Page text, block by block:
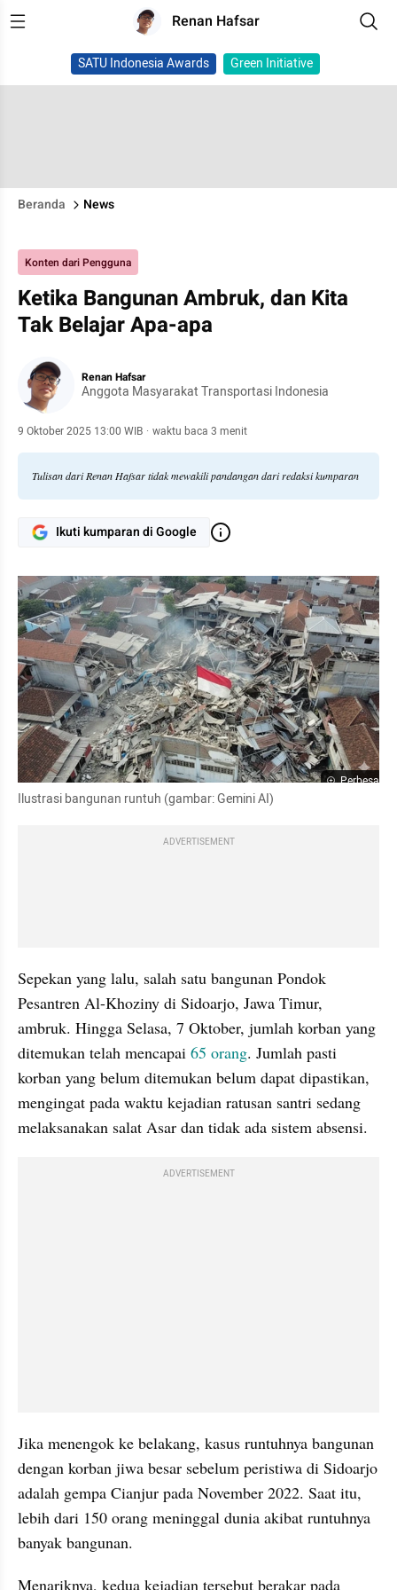
Renan Hafsar
SATU Indonesia Awards Green Initiative
Beranda News
Konten dari Pengguna
Ketika Bangunan Ambruk, dan Kita
Tak Belajar Apa-apa
Renan Hafsar
Anggota Masyarakat Transportasi Indonesia
9 Oktober 2025 13:00 WIB · waktu baca 3 menit
Tulisan dari Renan Hafsar tidak mewakili pandangan dari redaksi kumparan
Ikuti kumparan di Google
Perbesar
Ilustrasi bangunan runtuh (gambar: Gemini AI)
ADVERTISEMENT
Sepekan yang lalu, salah satu bangunan Pondok
Pesantren Al-Khoziny di Sidoarjo, Jawa Timur,
ambruk. Hingga Selasa, 7 Oktober, jumlah korban yang
ditemukan telah mencapai 65 orang. Jumlah pasti
korban yang belum ditemukan belum dapat dipastikan,
mengingat pada waktu kejadian ratusan santri sedang
melaksanakan salat Asar dan tidak ada sistem absensi.
ADVERTISEMENT
Jika menengok ke belakang, kasus runtuhnya bangunan
dengan korban jiwa besar sebelum peristiwa di Sidoarjo
adalah gempa Cianjur pada November 2022. Saat itu,
lebih dari 150 orang meninggal dunia akibat runtuhnya
banyak bangunan.
Menariknya, kedua kejadian tersebut berakar pada